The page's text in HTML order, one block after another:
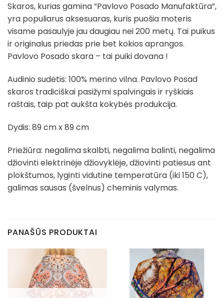
Skaros, kurias gamina “Pavlovo Posado Manufaktūra”,
yra populiarus aksesuaras, kuris puošia moteris
visame pasaulyje jau daugiau nei 200 metų. Tai puikus
ir originalus priedas prie bet kokios aprangos.
Pavlovo Posado skara – tai puiki dovana !
Audinio sudėtis: 100% merino vilna. Pavlovo Posad
skaros tradiciškai pasižymi spalvingais ir ryškiais
raštais, taip pat aukšta kokybės produkcija.
Dydis: 89 cm x 89 cm
Priežiūra: negalima skalbti, negalima balinti, negalima
džiovinti elektrinėje džiovyklėje, džiovinti patiesus ant
plokštumos, lyginti vidutine temperatūra (iki 150 C),
galimas sausas (švelnus) cheminis valymas.
PANAŠŪS PRODUKTAI